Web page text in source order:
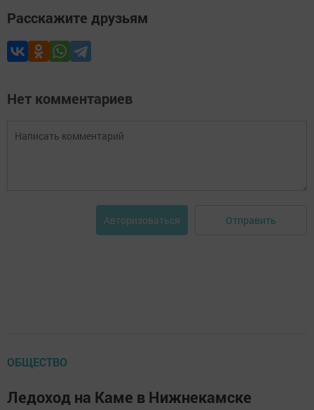
Расскажите друзьям
Нет комментариев
Авторизоваться Отправить
ОБЩЕСТВО
Ледоход на Каме в Нижнекамске